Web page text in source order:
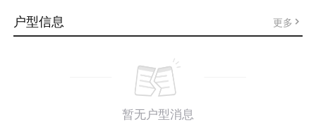
户型信息 更多
暂无户型消息